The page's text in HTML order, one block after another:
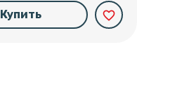
Купить favorite_border